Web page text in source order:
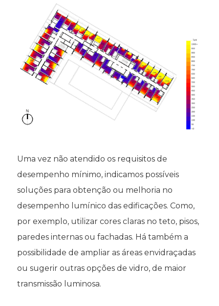
Uma vez não atendido os requisitos de
desempenho mínimo, indicamos possíveis
soluções para obtenção ou melhoria no
desempenho lumínico das edificações. Como,
por exemplo, utilizar cores claras no teto, pisos,
paredes internas ou fachadas. Há também a
possibilidade de ampliar as áreas envidraçadas
ou sugerir outras opções de vidro, de maior
transmissão luminosa.